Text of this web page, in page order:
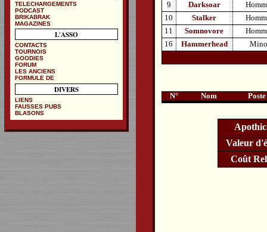
9
Darksoar
10
Stalker
11
Somnovore
16
Hammerhead
N° Nom Poste
Valeur
Coût
TELECHARGEMENTS
PODCAST
BRIKABRAK
MAGAZINES
L'ASSO
CONTACTS
TOURNOIS
GOODIES
FORUM
LES ANCIENS
FORMULE DE
DIVERS
LIENS
FAUSSES PUBS
BLASONS